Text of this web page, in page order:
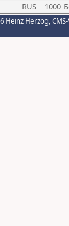
RUS 1000
Heinz Herzog,